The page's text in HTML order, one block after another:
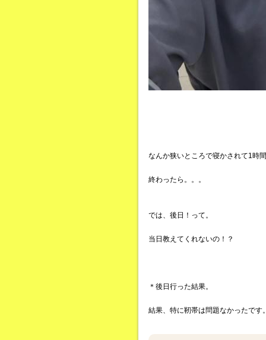
なんか狭いところで寝かされて1時
終わったら。。。
では、後日！って。
当日教えてくれないの！？
＊後日行った結果。
結果、特に靭帯は問題なかったです